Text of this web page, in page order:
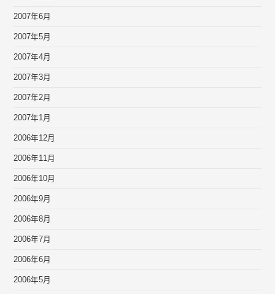
2007年6月
2007年5月
2007年4月
2007年3月
2007年2月
2007年1月
2006年12月
2006年11月
2006年10月
2006年9月
2006年8月
2006年7月
2006年6月
2006年5月